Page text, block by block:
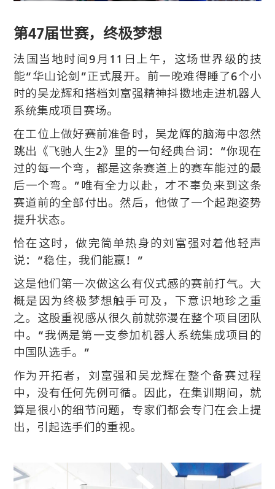
第47届世赛，终极梦想
法国当地时间9月11日上午，这场世界级的技
能“华山论剑”正式展开。前一晚难得睡了6个小
时的吴龙辉和搭档刘富强精神抖擞地走进机器人
系统集成项目赛场。
在工位上做好赛前准备时，吴龙辉的脑海中忽然
跳出《飞驰人生2》里的一句经典台词：“你现在
过的每一个弯，都是这条赛道上的赛车能过的最
后一个弯。”唯有全力以赴，才不辜负来到这条
赛道前的全部付出。然后，他做了一个起跑姿势
提升状态。
恰在这时，做完简单热身的刘富强对着他轻声
说：“稳住，我们能赢！”
这是他们第一次做这么有仪式感的赛前打气。大
概是因为终极梦想触手可及，下意识地珍之重
之。这股重视感从很久前就弥漫在整个项目团队
中。“我俩是第一支参加机器人系统集成项目的
中国队选手。”
作为开拓者，刘富强和吴龙辉在整个备赛过程
中，没有任何先例可循。因此，在集训期间，就
算是很小的细节问题，专家们都会专门在会上提
出，引起选手们的重视。